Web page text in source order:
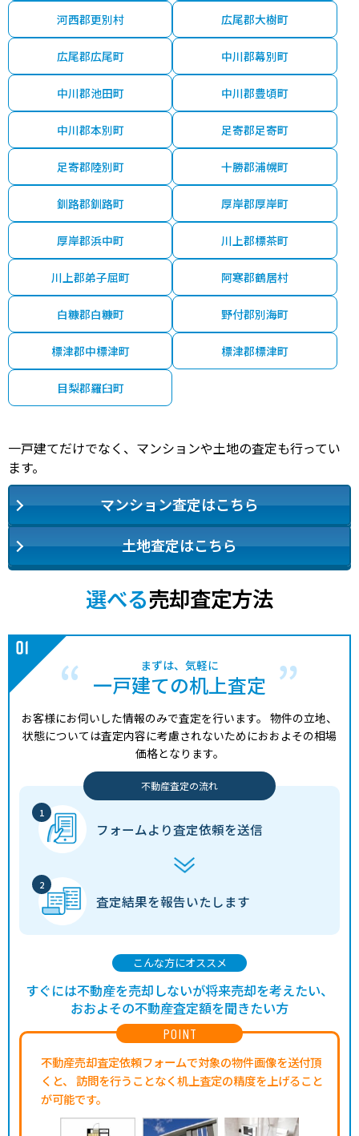
河西郡更別村 広尾郡大樹町
広尾郡広尾町 中川郡幕別町
中川郡池田町 中川郡豊頃町
中川郡本別町 足寄郡足寄町
足寄郡陸別町 十勝郡浦幌町
釧路郡釧路町 厚岸郡厚岸町
厚岸郡浜中町 川上郡標茶町
川上郡弟子屈町 阿寒郡鶴居村
白糠郡白糠町 野付郡別海町
標津郡中標津町 標津郡標津町
目梨郡羅臼町
一戸建てだけでなく、マンションや土地の査定も行ってい
ます。
マンション査定はこちら
土地査定はこちら
選べる売却査定方法
まずは、気軽に
一戸建ての机上査定
お客様にお伺いした情報のみで査定を行います。 物件の立地、
状態については査定内容に考慮されないためにおおよその相場
価格となります。
不動産査定の流れ
フォームより査定依頼を送信
査定結果を報告いたします
POINT
不動産売却査定依頼フォームで対象の物件画像を送付頂
くと、
訪問を行うことなく机上査定の精度を上げること
が可能です。
こんな方にオススメ
すぐには不動産を売却しないが将来売却を考えたい、
おおよその不動産査定額を聞きたい方